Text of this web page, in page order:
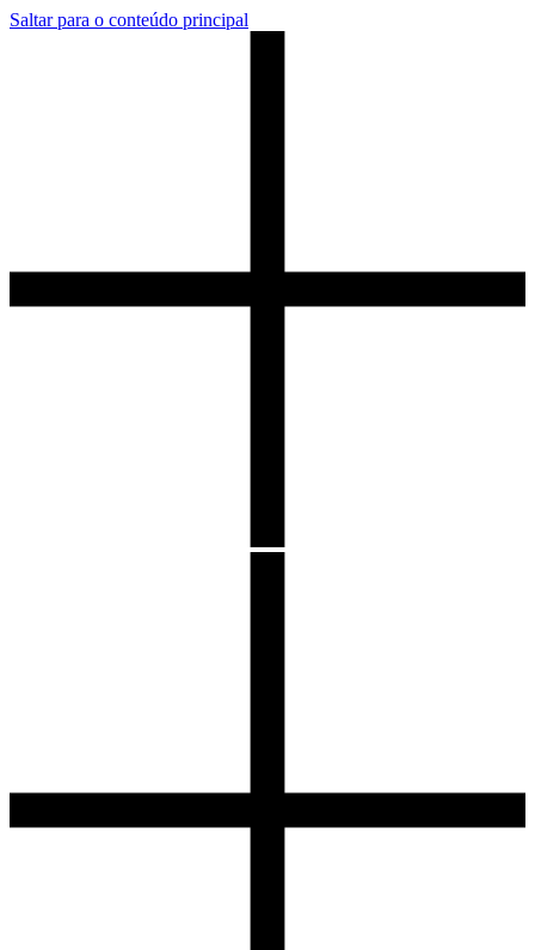
Saltar para o conteúdo principal